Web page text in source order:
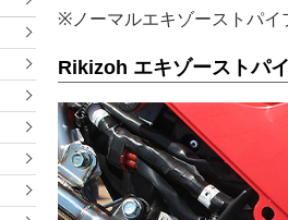
※ノーマルエキゾーストパイ
Rikizoh エキゾーストパ